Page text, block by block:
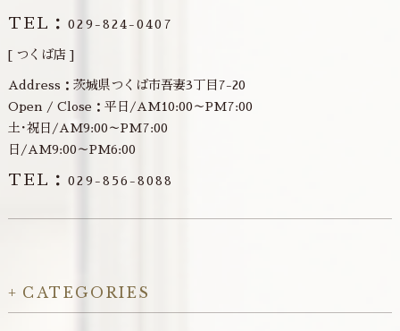
TEL：029-824-0407
[ つくば店 ]
Address：茨城県つくば市吾妻3丁目7-20
Open / Close：平日/AM10:00～PM7:00
土･祝日/AM9:00～PM7:00
日/AM9:00～PM6:00
TEL：029-856-8088
CATEGORIES